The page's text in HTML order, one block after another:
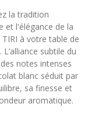
la tradition
et l'élégance de la
à votre table de
L’alliance subtile du
notes intenses
blanc séduit par
sa finesse et
aromatique.